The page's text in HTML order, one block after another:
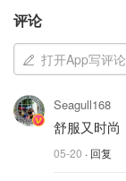
评论
打开App写评论
Seagull168
舒服又时尚
05-20 · 回复